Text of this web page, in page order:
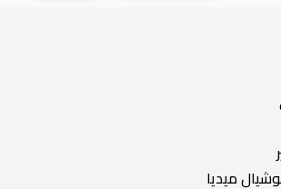
ميديا